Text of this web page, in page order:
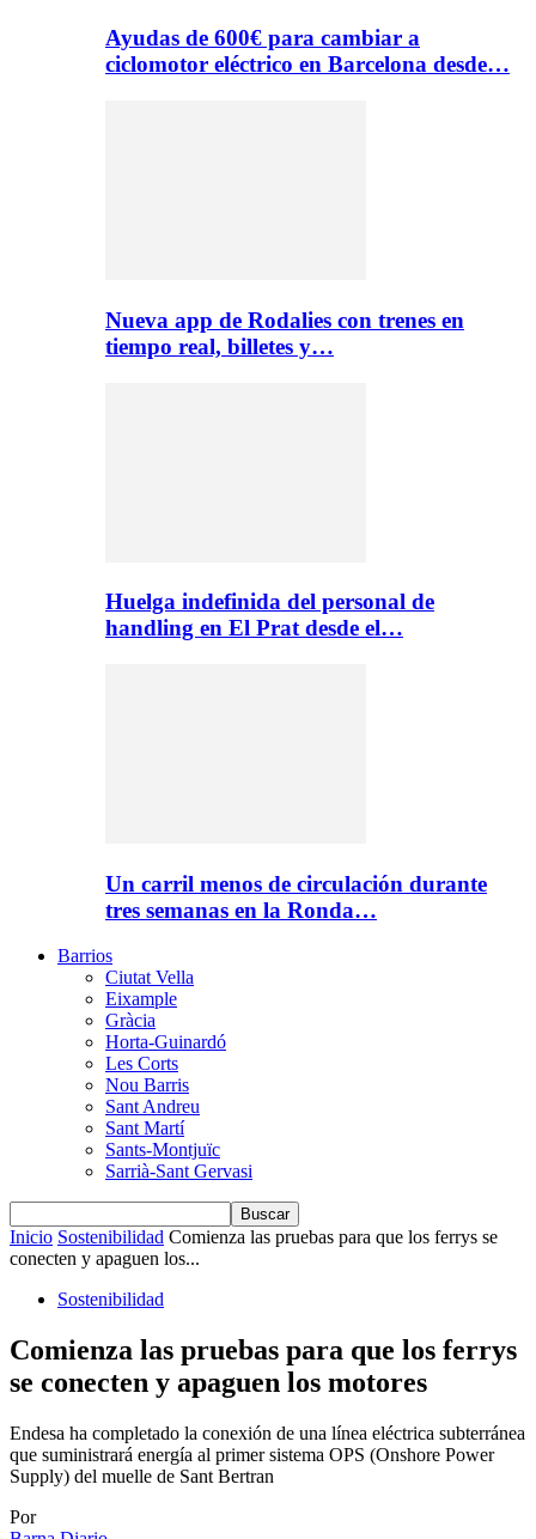
Ayudas de 600€ para cambiar a
ciclomotor eléctrico en Barcelona desde…
Nueva app de Rodalies con trenes en
tiempo real, billetes y…
Huelga indefinida del personal de
handling en El Prat desde el…
Un carril menos de circulación durante
tres semanas en la Ronda…
Barrios
Ciutat Vella
Eixample
Gràcia
Horta-Guinardó
Les Corts
Nou Barris
Sant Andreu
Sant Martí
Sants-Montjuïc
Sarrià-Sant Gervasi
Inicio Sostenibilidad Comienza las pruebas para que los ferrys se
conecten y apaguen los...
Sostenibilidad
Comienza las pruebas para que los ferrys
se conecten y apaguen los motores
Endesa ha completado la conexión de una línea eléctrica subterránea
que suministrará energía al primer sistema OPS (Onshore Power
Supply) del muelle de Sant Bertran
Por